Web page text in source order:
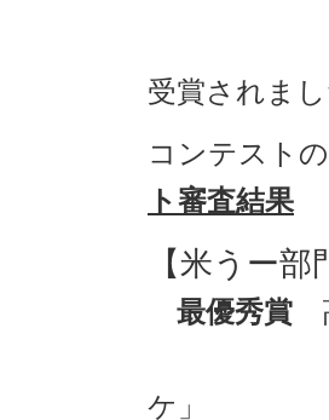
受賞されま
コンテスト
ト審査結果
【米うー
最優秀賞
ケ」